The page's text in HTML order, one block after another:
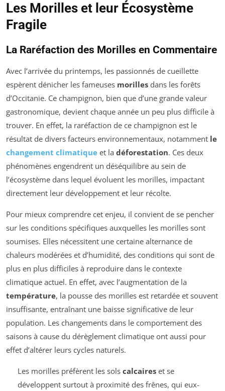
Les Morilles et leur Écosystème
Fragile
La Raréfaction des Morilles en Commentaire
Avec l’arrivée du printemps, les passionnés de cueillette
espèrent dénicher les fameuses morilles dans les forêts
d’Occitanie. Ce champignon, bien que d’une grande valeur
gastronomique, devient chaque année un peu plus difficile à
trouver. En effet, la raréfaction de ce champignon est le
résultat de divers facteurs environnementaux, notamment le
changement climatique et la déforestation. Ces deux
phénomènes engendrent un déséquilibre au sein de
l’écosystème dans lequel évoluent les morilles, impactant
directement leur développement et leur récolte.
Pour mieux comprendre cet enjeu, il convient de se pencher
sur les conditions spécifiques auxquelles les morilles sont
soumises. Elles nécessitent une certaine alternance de
chaleurs modérées et d’humidité, des conditions qui sont de
plus en plus difficiles à reproduire dans le contexte
climatique actuel. En effet, avec l’augmentation de la
température, la pousse des morilles est retardée et souvent
insuffisante, entraînant une baisse significative de leur
population. Les changements dans le comportement des
saisons à cause du dérèglement climatique ont aussi pour
effet d’altérer leurs cycles naturels.
Les morilles préfèrent les sols calcaireset se
développent surtout à proximité des frênes, qui eux-